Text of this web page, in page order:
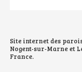
Site internet des
Nogent-sur-Marne et
France.